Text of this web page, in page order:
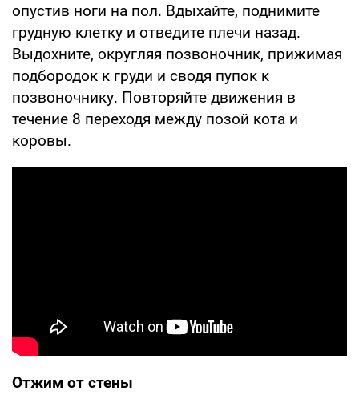
опустив ноги на пол. Вдыхайте, поднимите
грудную клетку и отведите плечи назад.
Выдохните, округляя позвоночник, прижимая
подбородок к груди и сводя пупок к
позвоночнику. Повторяйте движения в
течение 8 переходя между позой кота и
коровы.
Отжим от стены